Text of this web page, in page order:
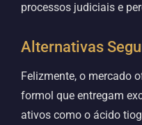
processos judiciais e
Alternativas
Felizmente, o mercado
formol que entregam
ativos como o ácido